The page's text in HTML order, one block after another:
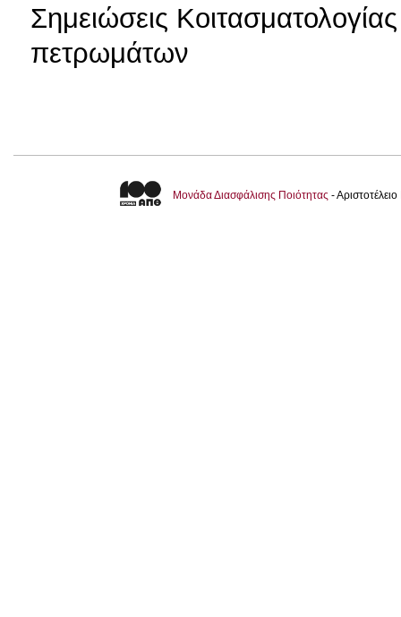
Σημειώσεις
πετρωμάτων
Μονάδα Διασφάλισης Ποιότητας -